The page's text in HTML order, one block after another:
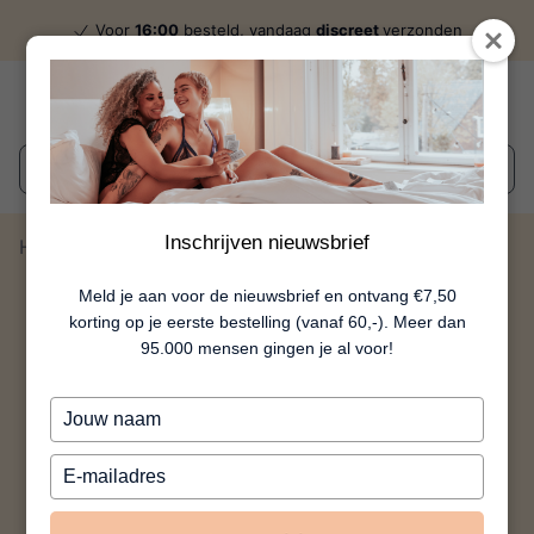
Inschrijven nieuwsbrief
Meld je aan voor de nieuwsbrief en ontvang €7,50
korting op je eerste bestelling (vanaf 60,-). Meer dan
95.000 mensen gingen je al voor!
Typ
je
naam
Typ
je
e-
Voor 16:00 besteld, vandaag discreetverzonden
Wat zoek je?
Home Piemel Roerstaven